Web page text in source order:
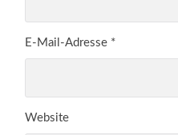
E-Mail-Adresse *
Website